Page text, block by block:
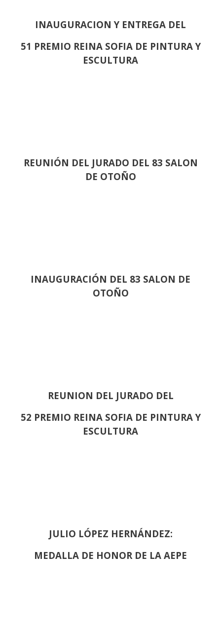
INAUGURACION Y ENTREGA DEL
51 PREMIO REINA SOFIA DE PINTURA Y
ESCULTURA
REUNIÓN DEL JURADO DEL 83 SALON
DE OTOÑO
INAUGURACIÓN DEL 83 SALON DE
OTOÑO
REUNION DEL JURADO DEL
52 PREMIO REINA SOFIA DE PINTURA Y
ESCULTURA
JULIO LÓPEZ HERNÁNDEZ:
MEDALLA DE HONOR DE LA AEPE